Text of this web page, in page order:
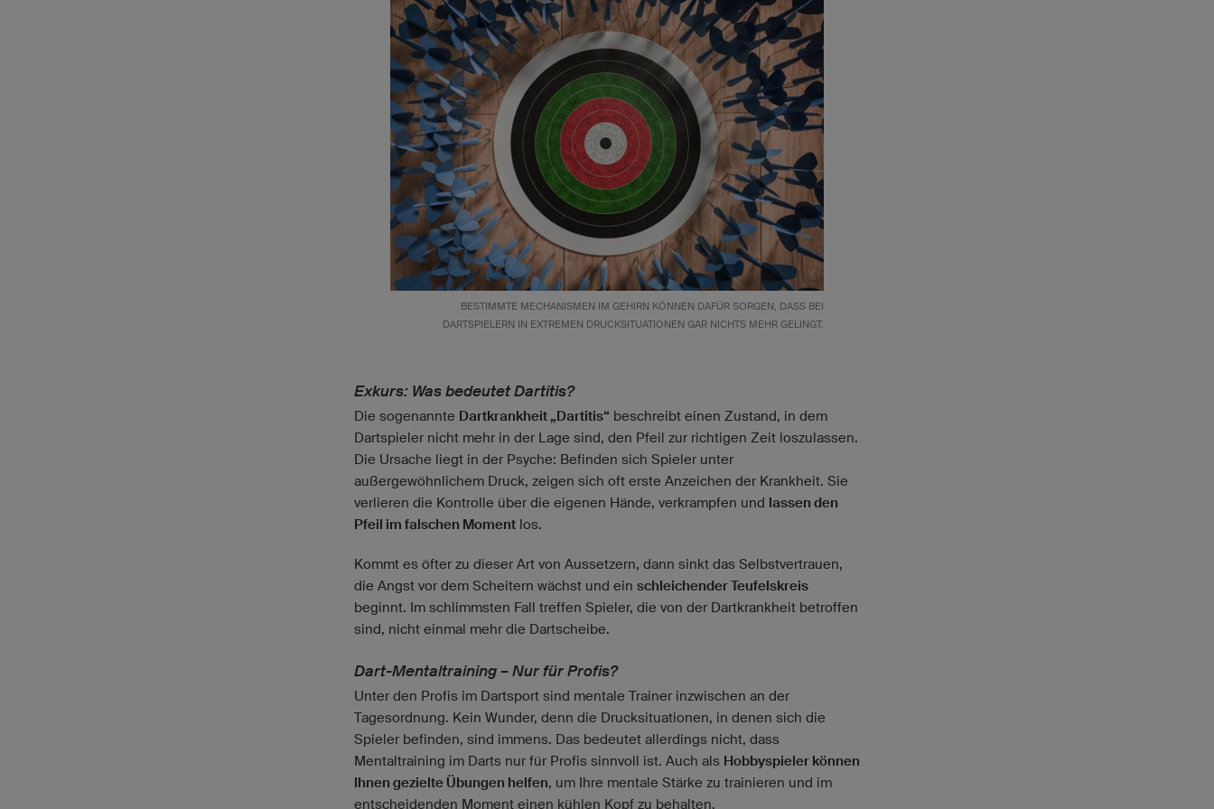
BESTIMMTE MECHANISMEN IM GEHIRN KÖNNEN DAFÜR SORGEN, DASS BEI
DARTSPIELERN IN EXTREMEN DRUCKSITUATIONEN GAR NICHTS MEHR GELINGT.
Exkurs: Was bedeutet Dartitis?
Die sogenannte Dartkrankheit „Dartitis“ beschreibt einen Zustand, in dem
Dartspieler nicht mehr in der Lage sind, den Pfeil zur richtigen Zeit loszulassen.
Die Ursache liegt in der Psyche: Befinden sich Spieler unter
außergewöhnlichem Druck, zeigen sich oft erste Anzeichen der Krankheit. Sie
verlieren die Kontrolle über die eigenen Hände, verkrampfen und lassen den
Pfeil im falschen Moment los.
Kommt es öfter zu dieser Art von Aussetzern, dann sinkt das Selbstvertrauen,
die Angst vor dem Scheitern wächst und ein schleichender Teufelskreis
beginnt. Im schlimmsten Fall treffen Spieler, die von der Dartkrankheit betroffen
sind, nicht einmal mehr die Dartscheibe.
Dart-Mentaltraining – Nur für Profis?
Unter den Profis im Dartsport sind mentale Trainer inzwischen an der
Tagesordnung. Kein Wunder, denn die Drucksituationen, in denen sich die
Spieler befinden, sind immens. Das bedeutet allerdings nicht, dass
Mentaltraining im Darts nur für Profis sinnvoll ist. Auch als Hobbyspieler können
Ihnen gezielte Übungen helfen, um Ihre mentale Stärke zu trainieren und im
entscheidenden Moment einen kühlen Kopf zu behalten.